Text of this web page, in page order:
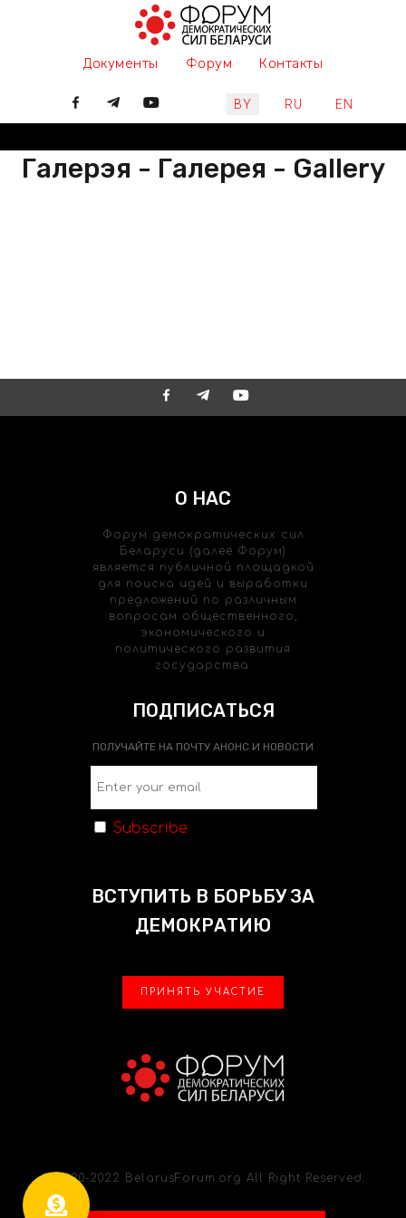
Документы Форум Контакты
Выберите язык
BY RU EN
Галерэя - Галерея - Gallery
О НАС
Форум демократических сил
Беларуси (далее Форум)
является публичной площадкой
для поиска идей и выработки
предложений по различным
вопросам общественного,
экономического и
политического развития
государства.
ПОДПИСАТЬСЯ
ПОЛУЧАЙТЕ НА ПОЧТУ АНОНС И НОВОСТИ
Subscribe
ВСТУПИТЬ В БОРЬБУ ЗА
ДЕМОКРАТИЮ
ПРИНЯТЬ УЧАСТИЕ
© 2020-2022 BelarusForum.org All Right Reserved.